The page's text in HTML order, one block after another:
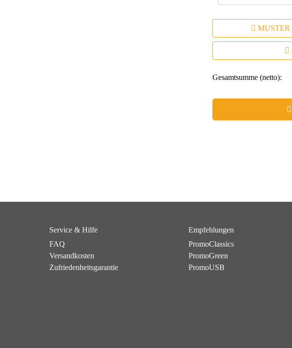
MUSTER
Gesamtsumme (netto):
Service & Hilfe
FAQ
Versandkosten
Zufriedenheitsgarantie
Empfehlungen
PromoClassics
PromoGreen
PromoUSB